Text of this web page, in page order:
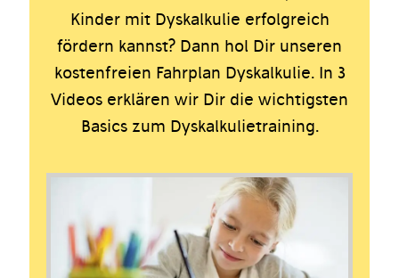
Kinder mit Dyskalkulie erfolgreich
fördern kannst? Dann hol Dir unseren
kostenfreien Fahrplan Dyskalkulie. In 3
Videos erklären wir Dir die wichtigsten
Basics zum Dyskalkulietraining.